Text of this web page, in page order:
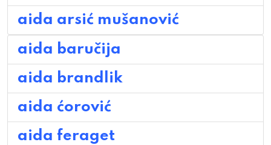
aida arsić mušanović
aida baručija
aida brandlik
aida ćorović
aida feraget